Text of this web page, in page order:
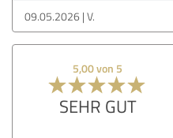
09.05.2026 V.
5,00 von 5
SEHR GUT